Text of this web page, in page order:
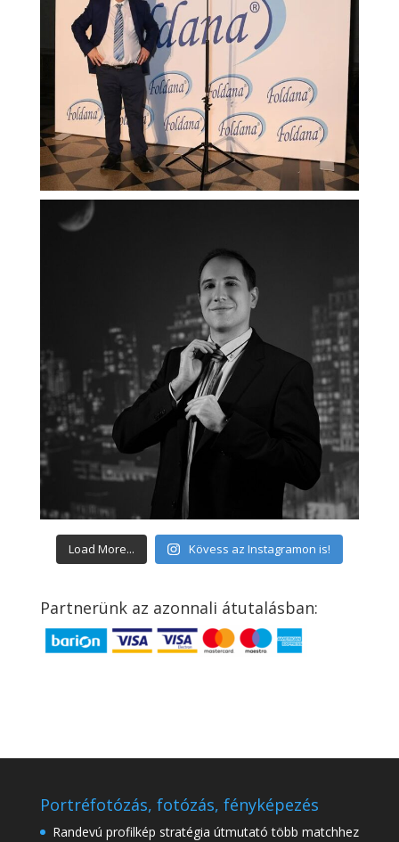
Load More... Kövess az Instagramon is!
Partnerünk az azonnali átutalásban:
Portréfotózás, fotózás, fényképezés
Randevú profilkép stratégia útmutató több matchhez